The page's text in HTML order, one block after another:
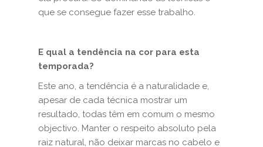
que se consegue fazer esse trabalho.
E qual a tendência na cor para esta
temporada?
Este ano, a tendência é a naturalidade e,
apesar de cada técnica mostrar um
resultado, todas têm em comum o mesmo
objectivo. Manter o respeito absoluto pela
raiz natural, não deixar marcas no cabelo e